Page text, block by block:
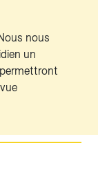
nous
un